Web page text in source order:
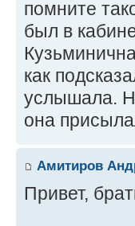
помните
был в
как
услышала.
она
Амитиров
Привет,